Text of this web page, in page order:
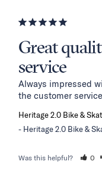
Great
service
Always impressed
the customer
Heritage 2.0 Bike &
Heritage 2.0 Bike &
Was this helpful? 0